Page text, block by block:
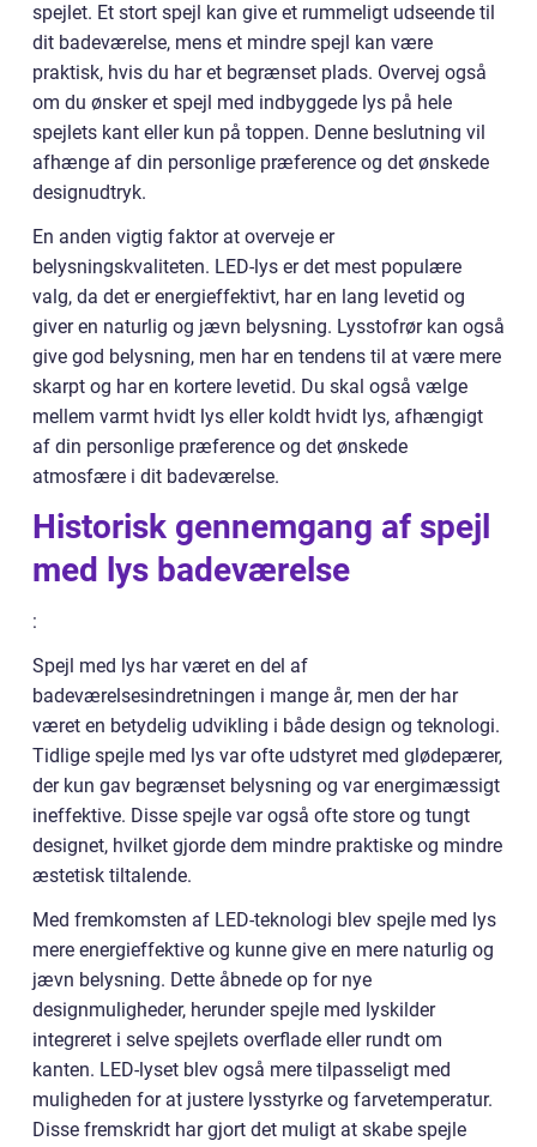
spejlet. Et stort spejl kan give et rummeligt udseende til
dit badeværelse, mens et mindre spejl kan være
praktisk, hvis du har et begrænset plads. Overvej også
om du ønsker et spejl med indbyggede lys på hele
spejlets kant eller kun på toppen. Denne beslutning vil
afhænge af din personlige præference og det ønskede
designudtryk.
En anden vigtig faktor at overveje er
belysningskvaliteten. LED-lys er det mest populære
valg, da det er energieffektivt, har en lang levetid og
giver en naturlig og jævn belysning. Lysstofrør kan også
give god belysning, men har en tendens til at være mere
skarpt og har en kortere levetid. Du skal også vælge
mellem varmt hvidt lys eller koldt hvidt lys, afhængigt
af din personlige præference og det ønskede
atmosfære i dit badeværelse.
Historisk gennemgang af spejl
med lys badeværelse
:
Spejl med lys har været en del af
badeværelsesindretningen i mange år, men der har
været en betydelig udvikling i både design og teknologi.
Tidlige spejle med lys var ofte udstyret med glødepærer,
der kun gav begrænset belysning og var energimæssigt
ineffektive. Disse spejle var også ofte store og tungt
designet, hvilket gjorde dem mindre praktiske og mindre
æstetisk tiltalende.
Med fremkomsten af LED-teknologi blev spejle med lys
mere energieffektive og kunne give en mere naturlig og
jævn belysning. Dette åbnede op for nye
designmuligheder, herunder spejle med lyskilder
integreret i selve spejlets overflade eller rundt om
kanten. LED-lyset blev også mere tilpasseligt med
muligheden for at justere lysstyrke og farvetemperatur.
Disse fremskridt har gjort det muligt at skabe spejle